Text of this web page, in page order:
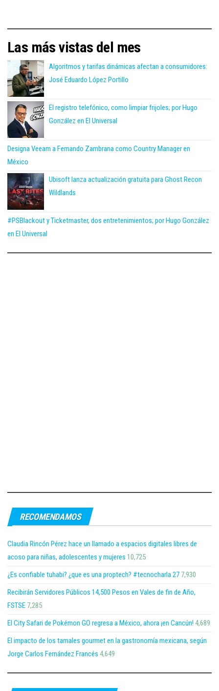
Las más vistas del mes
Algoritmos y tarifas dinámicas afectan a consumidores:
José Eduardo López Portillo
El registro telefónico, como limpiar frijoles; por Hugo
González en El Universal
Designa Veeam a Fernando Zambrana como Country Manager en
México
Ubisoft lanza actualización gratuita para Ghost Recon
Wildlands
#PSBlackout y Ticketmaster, dos entretenimientos; por Hugo González
en El Universal
RECOMENDAMOS
Claudia Rincón Pérez hace un llamado a espacios digitales libres de
acoso para niñas, adolescentes y mujeres 10,725
¿Es confiable tuhabi? ¿que es una proptech? #tecnocharla 27 7,930
Recibirán Servidores Públicos 14,500 Pesos en Vales de fin de Año,
FSTSE 7,285
El City Safari de Pokémon GO regresa a México, ahora ¡en Cancún! 4,689
El impacto de los tamales gourmet en la gastronomía mexicana, según
Jorge Carlos Fernández Francés 4,649